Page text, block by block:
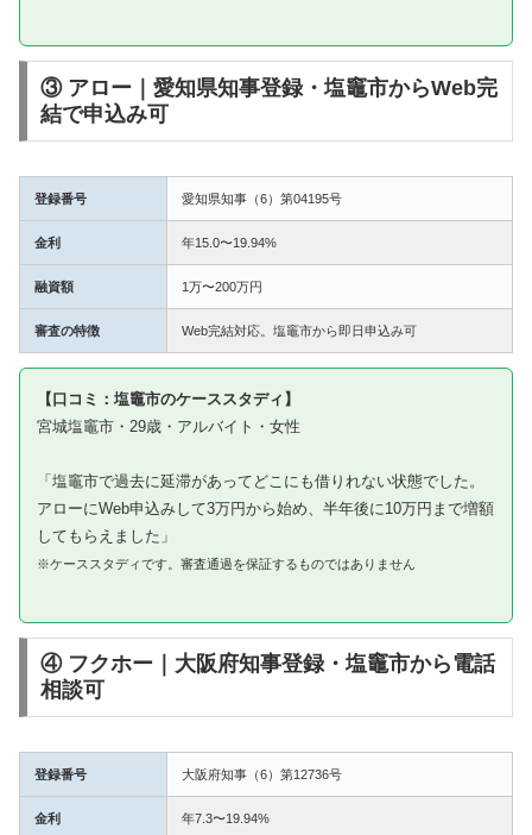
③ アロー｜愛知県知事登録・塩竈市からWeb完
結で申込み可
登録番号 愛知県知事（6）第04195号
金利 年15.0〜19.94%
融資額 1万〜200万円
審査の特徴 Web完結対応。塩竈市から即日申込み可
【口コミ：塩竈市のケーススタディ】
宮城塩竈市・29歳・アルバイト・女性
「塩竈市で過去に延滞があってどこにも借りれない状態でした。
アローにWeb申込みして3万円から始め、半年後に10万円まで増額
してもらえました」
※ケーススタディです。審査通過を保証するものではありません
④ フクホー｜大阪府知事登録・塩竈市から電話
相談可
登録番号 大阪府知事（6）第12736号
金利 年7.3〜19.94%